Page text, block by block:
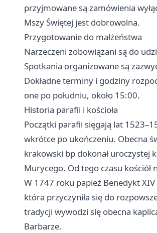
przyjmowane są zamówienia
Mszy Świętej jest dobrowolna.
Przygotowanie do małżeństwa
Narzeczeni zobowiązani są do
Spotkania organizowane są
Dokładne terminy i godziny
one po południu, około 15:00.
Historia parafii i kościoła
Początki parafii sięgają lat
wkrótce po ukończeniu. Obecna
krakowski bp dokonał uroczystej
Murycego. Od tego czasu kościół
W 1747 roku papież Benedykt
która przyczyniła się do
tradycji wywodzi się obecna
Barbarze.